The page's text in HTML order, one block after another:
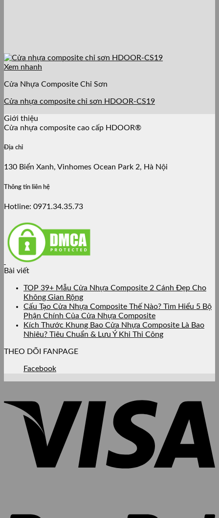
Xem nhanh
Cửa Nhựa Composite Chỉ Sơn
Cửa nhựa composite chỉ sơn HDOOR-CS19
Giới thiệu
Cửa nhựa composite cao cấp HDOOR®
Địa chỉ
130 Biển Xanh, Vinhomes Ocean Park 2, Hà Nội
Thông tin liên hệ
Hotline: 0971.34.35.73
Bài viết
TOP 39+ Mẫu Cửa Nhựa Composite 2 Cánh Đẹp Cho
Không Gian Rộng
Cấu Tạo Cửa Nhựa Composite Thế Nào? Tìm Hiểu 5 Bộ
Phận Chính Của Cửa Nhựa Composite
Kích Thước Khung Bao Cửa Nhựa Composite Là Bao
Nhiêu? Tiêu Chuẩn & Lưu Ý Khi Thi Công
THEO DÕI FANPAGE
Facebook